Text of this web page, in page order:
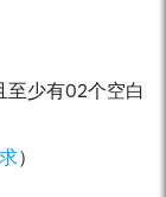
至少有02个空白
）